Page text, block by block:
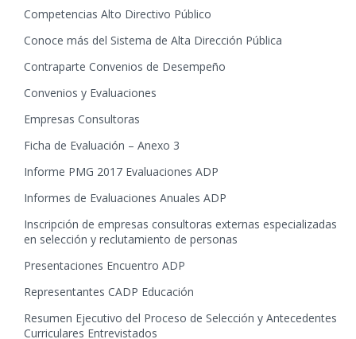
Competencias Alto Directivo Público
Conoce más del Sistema de Alta Dirección Pública
Contraparte Convenios de Desempeño
Convenios y Evaluaciones
Empresas Consultoras
Ficha de Evaluación – Anexo 3
Informe PMG 2017 Evaluaciones ADP
Informes de Evaluaciones Anuales ADP
Inscripción de empresas consultoras externas especializadas
en selección y reclutamiento de personas
Presentaciones Encuentro ADP
Representantes CADP Educación
Resumen Ejecutivo del Proceso de Selección y Antecedentes
Curriculares Entrevistados